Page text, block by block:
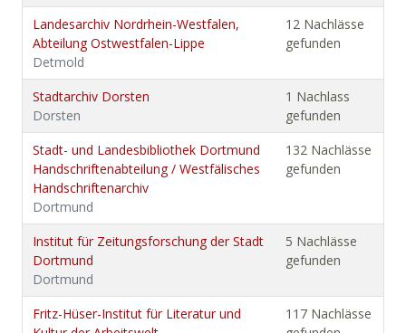
Landesarchiv Nordrhein-Westfalen,
Abteilung Ostwestfalen-Lippe
Detmold
12 Nachlässe
gefunden
Stadtarchiv Dorsten
Dorsten
1 Nachlass
gefunden
Stadt- und Landesbibliothek Dortmund
Handschriftenabteilung / Westfälisches
Handschriftenarchiv
Dortmund
132 Nachlässe
gefunden
Institut für Zeitungsforschung der Stadt
Dortmund
Dortmund
5 Nachlässe
gefunden
Fritz-Hüser-Institut für Literatur und
117 Nachlässe